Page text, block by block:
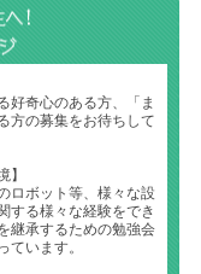
好奇心のある方、「ま
方の募集をお待ちして
】
ロボット等、様々な設
する様々な経験をでき
継承するための勉強会
ています。